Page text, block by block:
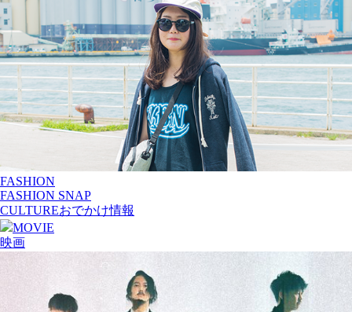
FASHION
FASHION SNAP
CULTUREおでかけ情報
MOVIE
映画